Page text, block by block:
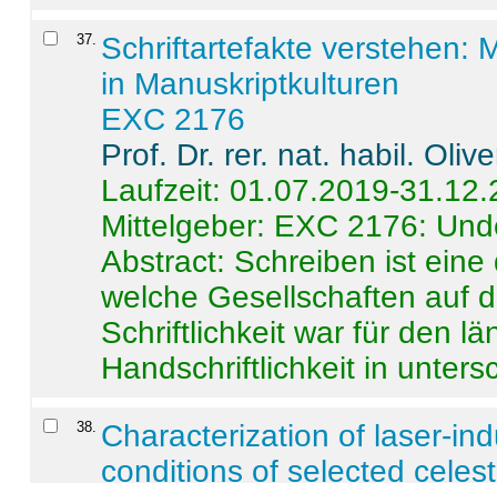
37. Schriftartefakte verstehen:
in Manuskriptkulturen
EXC 2176
Prof. Dr. rer. nat. habil.
Laufzeit: 01.07.2019-
Mittelgeber: EXC 2176:
Abstract: Schreiben ist
welche Gesellschaften auf
Schriftlichkeit war für den
Handschriftlichkeit in
38. Characterization of laser-
conditions of selected